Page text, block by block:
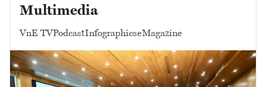
Multimedia
VnE TVPodcastInfographicseMagazine